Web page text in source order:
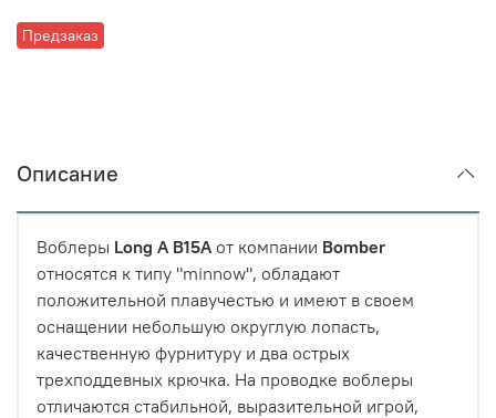
Предзаказ
Описание
Воблеры Long A B15A от компании Bomber
относятся к типу "minnow", обладают
положительной плавучестью и имеют в своем
оснащении небольшую округлую лопасть,
качественную фурнитуру и два острых
трехподдевных крючка. На проводке воблеры
отличаются стабильной, выразительной игрой,